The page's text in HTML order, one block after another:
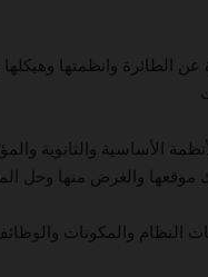
الطائرة وانظمتها
الأساسية والثانوية
موقعها والغرض منها وحل
النظام والمكونات